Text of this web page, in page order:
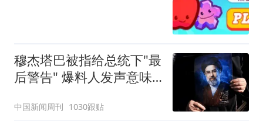
穆杰塔巴被指给总统下"最
后警告" 爆料人发声意味
中国新闻周刊 1030跟贴